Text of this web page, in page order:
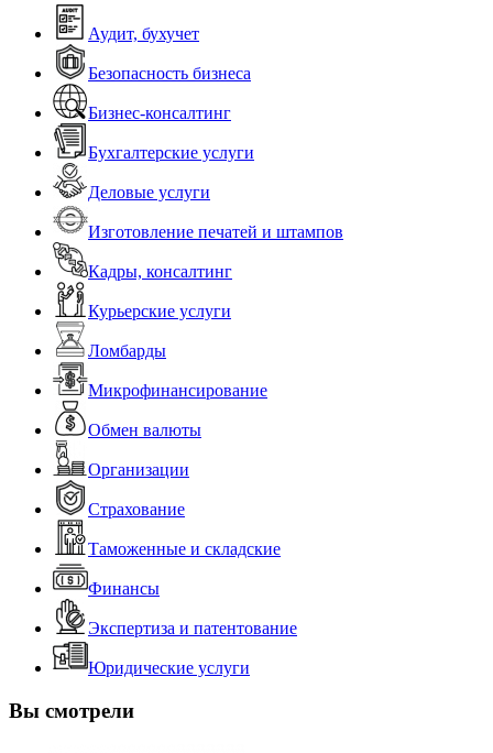
Аудит, бухучет
Безопасность бизнеса
Бизнес-консалтинг
Бухгалтерские услуги
Деловые услуги
Изготовление печатей и штампов
Кадры, консалтинг
Курьерские услуги
Ломбарды
Микрофинансирование
Обмен валюты
Организации
Страхование
Таможенные и складские
Финансы
Экспертиза и патентование
Юридические услуги
Вы смотрели